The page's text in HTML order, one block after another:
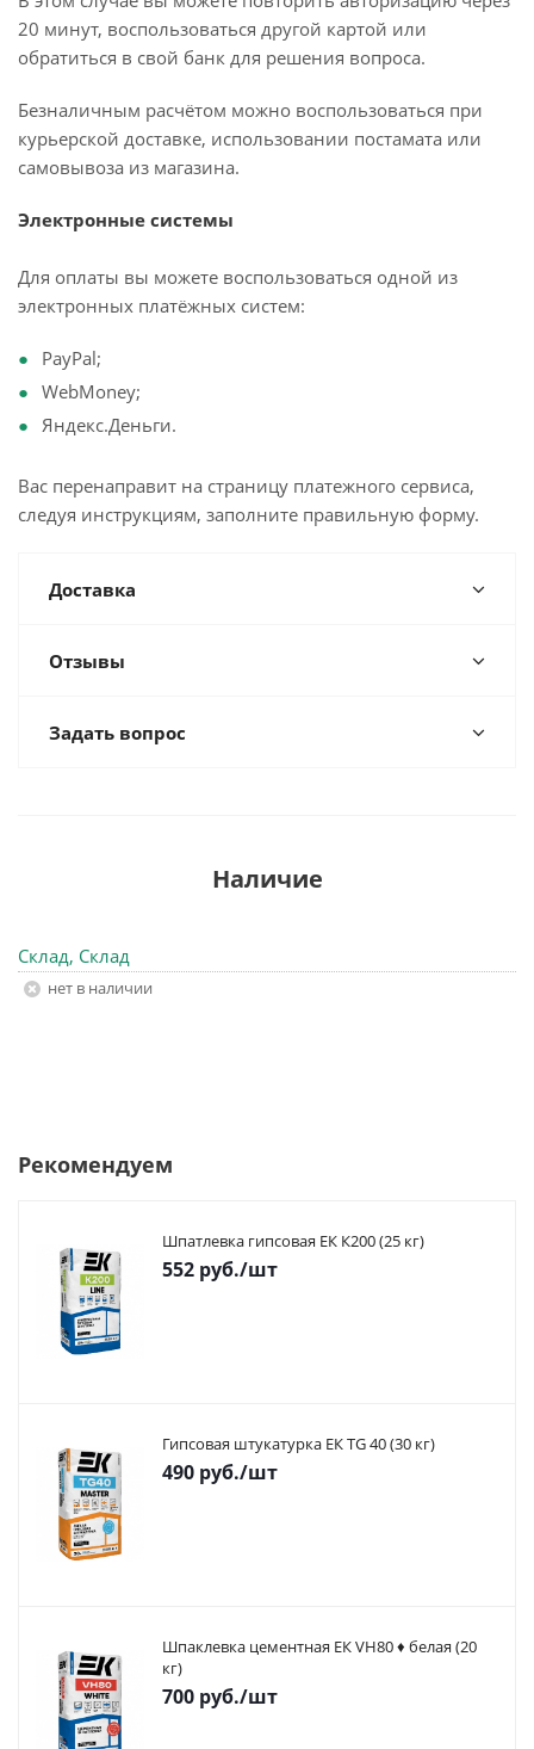
20 минут, воспользоваться другой картой или
обратиться в свой банк для решения вопроса.
Безналичным расчётом можно воспользоваться при
курьерской доставке, использовании постамата или
самовывоза из магазина.
Электронные системы
Для оплаты вы можете воспользоваться одной из
электронных платёжных систем:
PayPal;
WebMoney;
Яндекс.Деньги.
Вас перенаправит на страницу платежного сервиса,
следуя инструкциям, заполните правильную форму.
Доставка
Отзывы
Задать вопрос
Наличие
Склад, Склад
Нет в наличии
Рекомендуем
Шпатлевка гипсовая ЕК К200 (25 кг)
552 руб./шт
Гипсовая штукатурка ЕК TG 40 (30 кг)
490 руб./шт
Шпаклевка цементная ЕК VH80 ♦ белая (20
кг)
700 руб./шт